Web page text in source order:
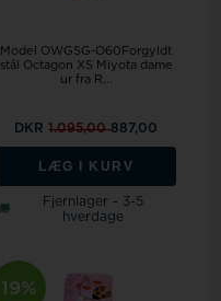
Model OWGSG-O60Forgyldt
stål Octagon XS Miyota dame
ur fra R...
DKR1.095,00887,00
LÆG I KURV
Fjernlager - 3-5
hverdage
19%